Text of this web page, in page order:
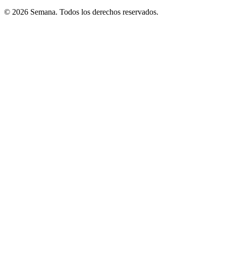
© 2026 Semana. Todos los derechos reservados.